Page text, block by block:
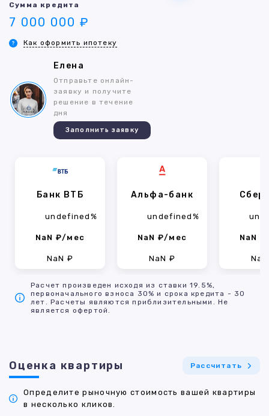
Сумма кредита
7 000 000 ₽
Как оформить ипотеку
Елена
Отправьте онлайн-
заявку и получите
решение в течение
дня
Заполнить заявку
Банк ВТБ
undefined%
NaN ₽/мес
NaN ₽
Альфа-банк
undefined%
NaN ₽/мес
NaN ₽
NaN
Расчет произведен исходя из ставки 19.5%,
первоначального взноса 30% и срока кредита - 30
лет. Расчеты являются приблизительными. Не
является офертой.
Оценка квартиры Рассчитать
Определите рыночную стоимость вашей квартиры
в несколько кликов.